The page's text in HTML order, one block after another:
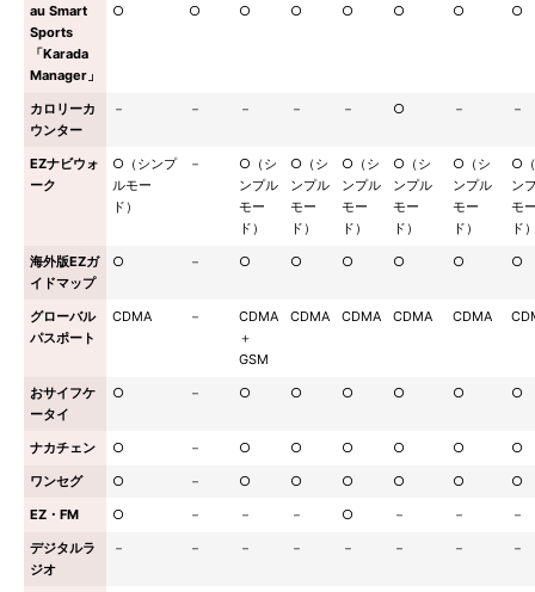
au Smart
Sports
「Karada
Manager」
○ ○ ○ ○ ○ ○ ○ ○
カロリーカ
ウンター
－ － － － － ○ － －
EZナビウォ
ーク
○（シンプ
ルモー
ド）
－
○（シ
ンプル
モー
ド）
○（シ
ンプル
モー
ド）
○（シ
ンプル
モー
ド）
○（シ
ンプル
モー
ド）
○（シ
ンプル
モー
ド）
○
ン
モ
ド
海外版EZガ
イドマップ
○ － ○ ○ ○ ○ ○ ○
グローバル
パスポート
CDMA －
CDMA
＋
GSM
CDMA CDMA CDMA CDMA
おサイフケ
ータイ
○ － ○ ○ ○ ○ ○ ○
ナカチェン ○ － ○ ○ ○ ○ ○
○
ワンセグ
○ － ○ ○ ○ ○ ○
○
EZ・FM
○ － － － ○ － －
－
デジタルラ
ジオ
－ － － － － － － －